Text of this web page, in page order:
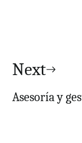
Next
Asesoría y